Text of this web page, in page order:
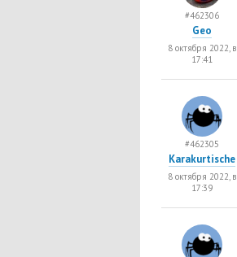
#462306
Geo
8 октября 2022, в
17:41
#462305
Karakurtische
8 октября 2022, в
17:39